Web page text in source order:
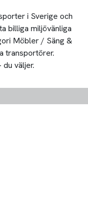
i Sverige och
billiga miljövänliga
Möbler / Säng &
transportörer.
väljer.